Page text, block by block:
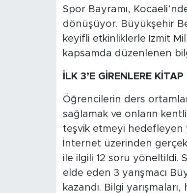
Spor Bayramı,
dönüşüyor. Büyükşehir
keyifli etkinliklerle İzmit
kapsamda düzenlenen
İLK 3’E GİRENLERE
Öğrencilerin ders
sağlamak ve onların
teşvik etmeyi hedefleyen
İnternet üzerinden
ile ilgili 12 soru yöneltildi.
elde eden 3 yarışmacı
kazandı. Bilgi